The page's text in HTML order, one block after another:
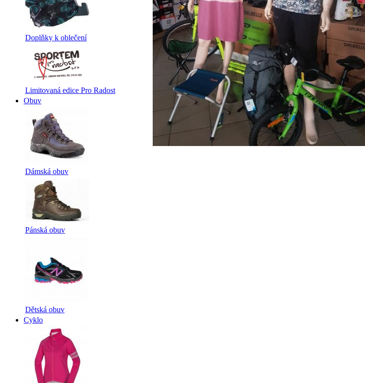
Doplňky k oblečení
Limitovaná edice Pro Radost
Obuv
Dámská obuv
Pánská obuv
Dětská obuv
Cyklo